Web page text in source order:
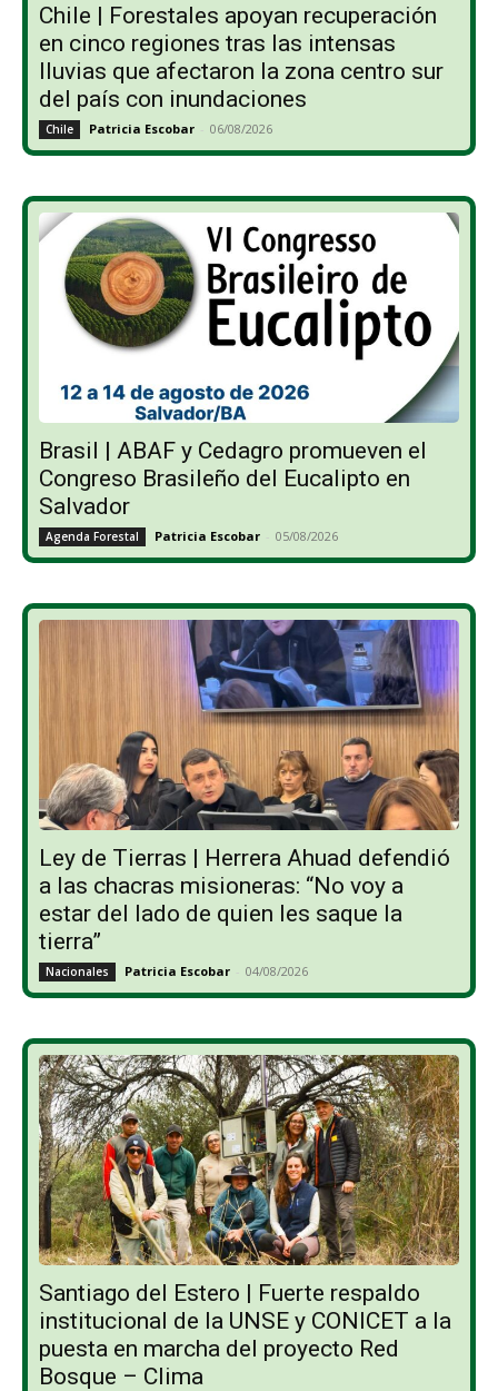
Chile | Forestales apoyan recuperación
en cinco regiones tras las intensas
lluvias que afectaron la zona centro sur
del país con inundaciones
Chile Patricia Escobar - 06/08/2026
Brasil | ABAF y Cedagro promueven el
Congreso Brasileño del Eucalipto en
Salvador
Agenda Forestal Patricia Escobar - 05/08/2026
Ley de Tierras | Herrera Ahuad defendió
a las chacras misioneras: “No voy a
estar del lado de quien les saque la
tierra”
Nacionales Patricia Escobar - 04/08/2026
Santiago del Estero | Fuerte respaldo
institucional de la UNSE y CONICET a la
puesta en marcha del proyecto Red
Bosque – Clima